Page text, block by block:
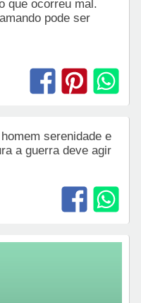
que ocorreu mal.
pode ser
serenidade e
a guerra deve agir